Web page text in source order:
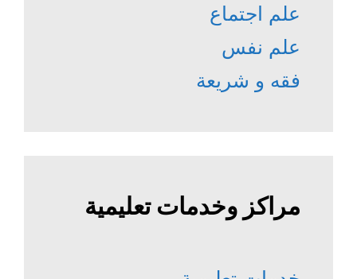
علم اجتماع
علم نفس
فقه و شريعة
مراكز وخدمات تعليمية